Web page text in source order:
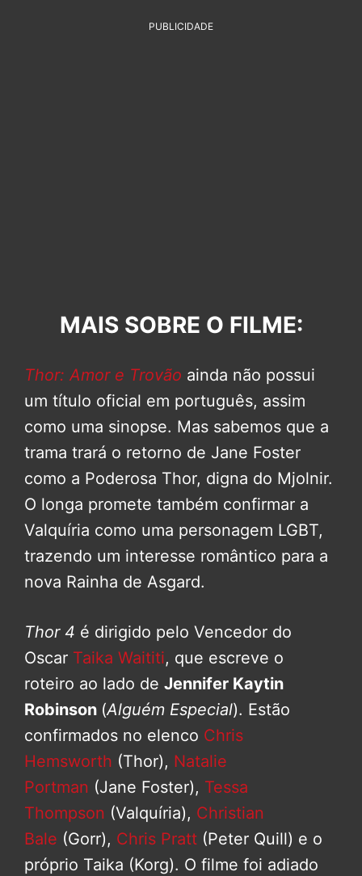
PUBLICIDADE
MAIS SOBRE O FILME:
Thor: Amor e Trovão ainda não possui
um título oficial em português, assim
como uma sinopse. Mas sabemos que a
trama trará o retorno de Jane Foster
como a Poderosa Thor, digna do Mjolnir.
O longa promete também confirmar a
Valquíria como uma personagem LGBT,
trazendo um interesse romântico para a
nova Rainha de Asgard.
Thor 4 é dirigido pelo Vencedor do
Oscar Taika Waititi, que escreve o
roteiro ao lado de Jennifer Kaytin
Robinson (Alguém Especial). Estão
confirmados no elenco Chris
Hemsworth (Thor), Natalie
Portman (Jane Foster), Tessa
Thompson (Valquíria), Christian
Bale (Gorr), Chris Pratt (Peter Quill) e o
próprio Taika (Korg). O filme foi adiado